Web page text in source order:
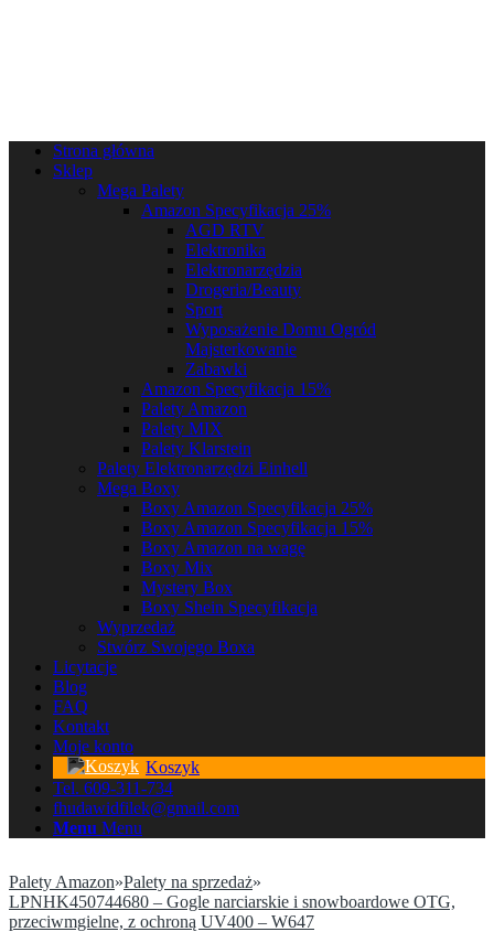
Strona główna
Sklep
Mega Palety
Amazon Specyfikacja 25%
AGD RTV
Elektronika
Elektronarzędzia
Drogeria/Beauty
Sport
Wyposażenie Domu Ogród
Majsterkowanie
Zabawki
Amazon Specyfikacja 15%
Palety Amazon
Palety MIX
Palety Klarstein
Palety Elektronarzędzi Einhell
Mega Boxy
Boxy Amazon Specyfikacja 25%
Boxy Amazon Specyfikacja 15%
Boxy Amazon na wagę
Boxy Mix
Mystery Box
Boxy Shein Specyfikacja
Wyprzedaż
Stwórz Swojego Boxa
Licytacje
Blog
FAQ
Kontakt
Moje konto
Koszyk
Tel. 609-311-734
fhudawidfilek@gmail.com
Menu Menu
Palety Amazon»Palety na sprzedaż»
LPNHK450744680 – Gogle narciarskie i snowboardowe OTG,
przeciwmgielne, z ochroną UV400 – W647